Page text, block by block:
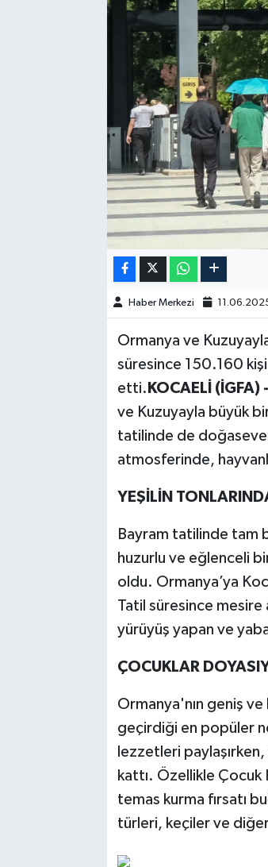
Haber Merkezi
Ormanya ve
süresince 150.160
etti. KOCAELİ (İGFA) -
ve Kuzuyayla büyük
tatilinde de
atmosferinde,
YEŞİLİN
Bayram tatilinde tam
huzurlu ve eğlenceli
oldu. Ormanya’ya
Tatil süresince mesire
yürüyüş yapan ve
ÇOCUKLAR
Ormanya'nın geniş ve
geçirdiği en popüler
lezzetleri paylaşırken,
kattı. Özellikle
temas kurma fırsatı
türleri, keçiler ve diğer
HABERDE İNSAN
KÜLTÜR-SANAT
ÖZEL HABER